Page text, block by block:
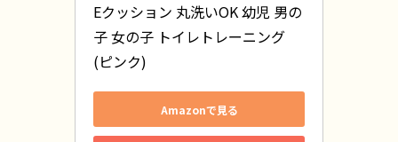
Eクッション 丸洗いOK 幼児 男の
子 女の子 トイレトレーニング
(ピンク)
Amazonで見る